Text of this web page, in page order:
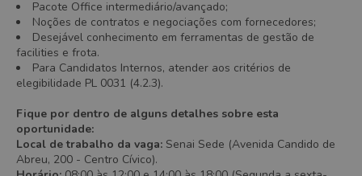
Pacote Office intermediário/avançado;
Noções de contratos e negociações com fornecedores;
Desejável conhecimento em ferramentas de gestão de
facilities e frota.
Para Candidatos Internos, atender aos critérios de
elegibilidade PL 0031 (4.2.3).
Fique por dentro de alguns detalhes sobre esta
oportunidade:
Local de trabalho da vaga: Senai Sede (Avenida Candido de
Abreu, 200 - Centro Cívico).